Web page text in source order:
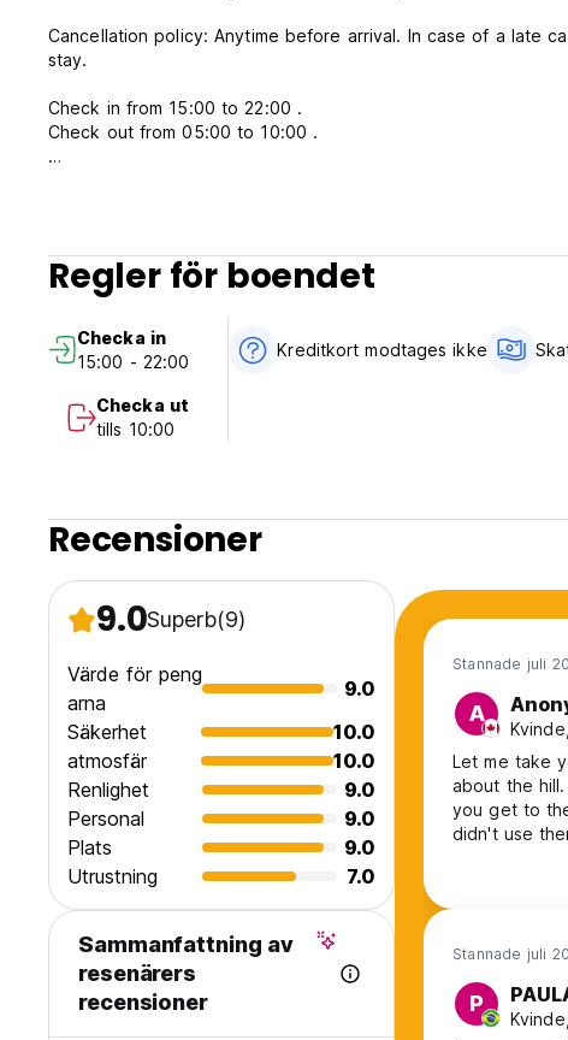
Cancellation policy: Anytime before arrival. In case of a late
stay.
Check in from 15:00 to 22:00 .
Check out from 05:00 to 10:00 .
Breakfast not included
24 hours reception.
No curfew.
Regler för boendet
Checka in
15:00 - 22:00
Checka ut
tills 10:00
Kreditkort modtages ikke
Recensioner
9.0Superb(9)
Värde för peng
arna
9.0
Säkerhet
10.0
atmosfär
10.0
Renlighet
9.0
Personal
9.0
Plats
9.0
Utrustning
7.0
Sammanfattning av
resenärers
recensioner
Stannade juli
A
Let me take
about the
you get to
didn't use
Stannade juli
P